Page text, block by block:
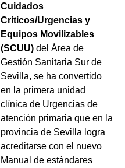
Cuidados
Críticos/Urgencias y
Equipos Movilizables
(SCUU)del Área de
Gestión Sanitaria Sur de
Sevilla, se ha convertido
en la primera unidad
clínica de Urgencias de
atención primaria que en la
provincia de Sevilla logra
acreditarse con el nuevo
Manual de estándares